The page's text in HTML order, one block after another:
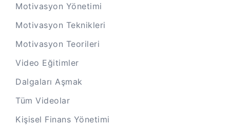
Motivasyon Yönetimi
Motivasyon Teknikleri
Motivasyon Teorileri
Video Eğitimler
Dalgaları Aşmak
Tüm Videolar
Kişisel Finans Yönetimi